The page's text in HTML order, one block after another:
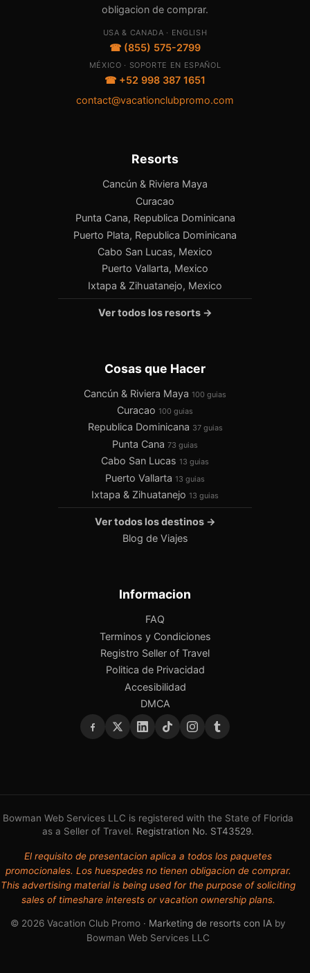
obligacion de comprar.
USA & CANADA · ENGLISH
☎ (855) 575-2799
MÉXICO · SOPORTE EN ESPAÑOL
☎ +52 998 387 1651
contact@vacationclubpromo.com
Resorts
Cancún & Riviera Maya
Curacao
Punta Cana, Republica Dominicana
Puerto Plata, Republica Dominicana
Cabo San Lucas, Mexico
Puerto Vallarta, Mexico
Ixtapa & Zihuatanejo, Mexico
Ver todos los resorts →
Cosas que Hacer
Cancún & Riviera Maya 100 guias
Curacao 100 guias
Republica Dominicana 37 guias
Punta Cana 73 guias
Cabo San Lucas 13 guias
Puerto Vallarta 13 guias
Ixtapa & Zihuatanejo 13 guias
Ver todos los destinos →
Blog de Viajes
Informacion
FAQ
Terminos y Condiciones
Registro Seller of Travel
Politica de Privacidad
Accesibilidad
DMCA
Bowman Web Services LLC is registered with the State of Florida
as a Seller of Travel. Registration No. ST43529.
El requisito de presentacion aplica a todos los paquetes
promocionales. Los huespedes no tienen obligacion de comprar.
This advertising material is being used for the purpose of soliciting
sales of timeshare interests or vacation ownership plans.
© 2026 Vacation Club Promo · Marketing de resorts con IA by
Bowman Web Services LLC